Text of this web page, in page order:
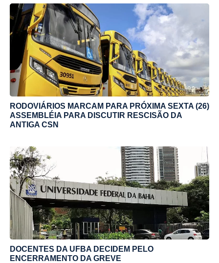
RODOVIÁRIOS MARCAM PARA PRÓXIMA SEXTA (26)
ASSEMBLÉIA PARA DISCUTIR RESCISÃO DA
ANTIGA CSN
DOCENTES DA UFBA DECIDEM PELO
ENCERRAMENTO DA GREVE